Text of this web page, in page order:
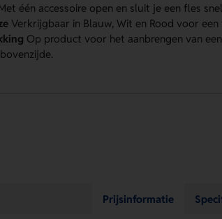
één accessoire open en sluit je een fles
Verkrijgbaar in Blauw, Wit en Rood voor
Op product voor het aanbrengen van
Prijsinformatie